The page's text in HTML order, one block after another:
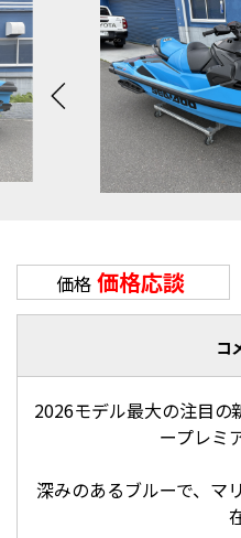
価格 価格応談
コ
2026モデル最大の注目の
ープレミ
深みのあるブルーで、マ